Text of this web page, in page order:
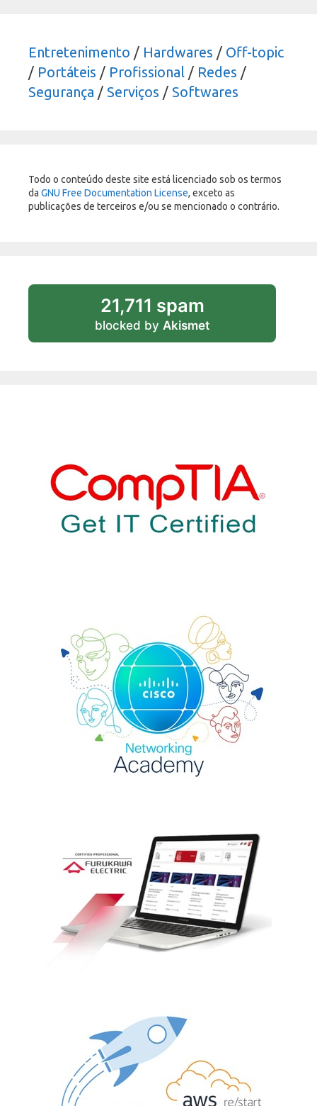
Entretenimento / Hardwares / Off-topic
/ Portáteis / Profissional / Redes /
Segurança / Serviços / Softwares
Todo o conteúdo deste site está licenciado sob os termos
da GNU Free Documentation License, exceto as
publicações de terceiros e/ou se mencionado o contrário.
21,711 spam
blocked by Akismet